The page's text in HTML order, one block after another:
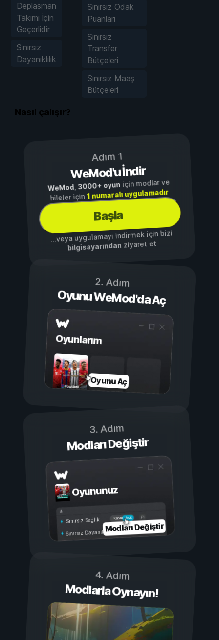
Deplasman
Takımı İçin
Geçerlidir
Sınırsız
Dayanıklılık
Sınırsız Odak
Puanları
Sınırsız
Transfer
Bütçeleri
Sınırsız Maaş
Bütçeleri
Nasıl çalışır?
Adım 1
WeMod'u İndir
WeMod,3000+ oyuniçin modlar ve
hileler için1 numaralı uygulamadır
Başla
...veya uygulamayı indirmek için bizi
bilgisayarından ziyaret et
2. Adım
Oyunu WeMod'da Aç
Oyunlarım
Oyunu Aç
3. Adım
Modları Değiştir
Oyununuz
Açık
Kapalı
Sınırsız Sağlık
Sınırsız DayanıklılıkModları Değiştir
4. Adım
Modlarla Oynayın!